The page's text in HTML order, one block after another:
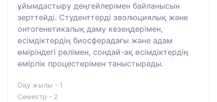
ұйымдастыру деңгейлерімен байланысын
зерттейді. Студенттерді эволюциялық және
онтогенетикалық даму кезеңдерімен,
өсімдіктердің биосферадағы және адам
өміріндегі рөлімен, сондай-ақ өсімдіктердің
өмірлік процестерімен таныстырады.
Оқу жылы - 1
Семестр - 2